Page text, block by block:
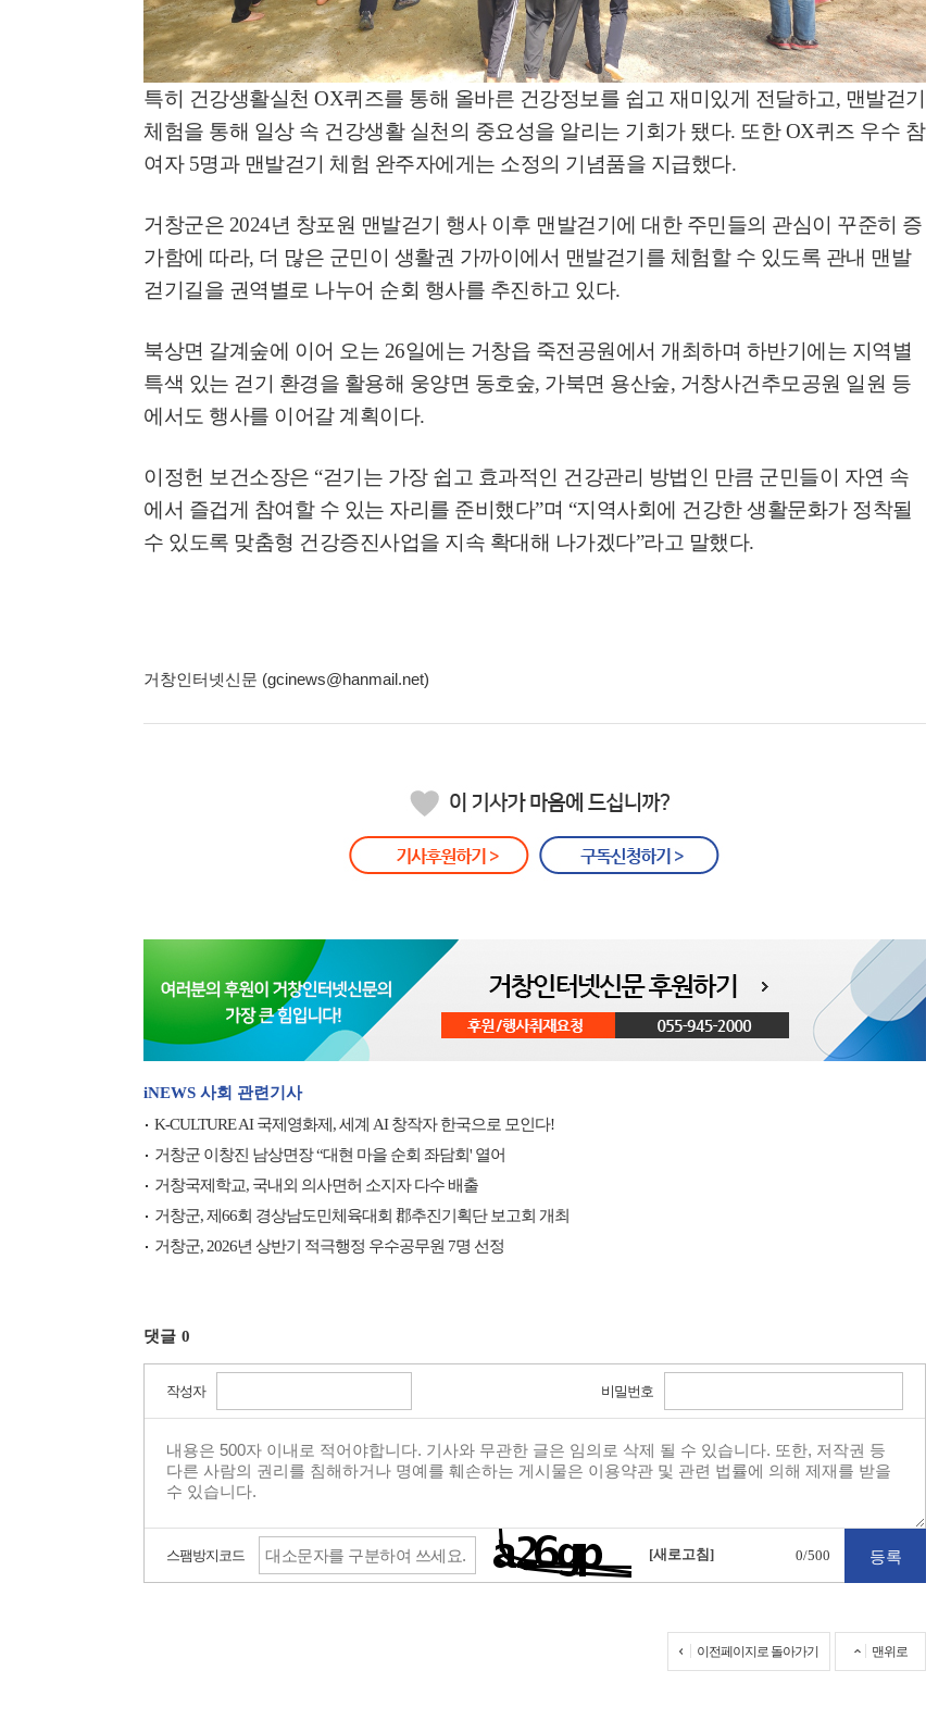
특히 건강생활실천 OX퀴즈를 통해 올바른 건강정보를 쉽고 재미있게 전달하고, 맨발걷기
체험을 통해 일상 속 건강생활 실천의 중요성을 알리는 기회가 됐다. 또한OX퀴즈 우수 참
여자 5명과 맨발걷기 체험 완주자에게는 소정의 기념품을 지급했다.
거창군은 2024년 창포원 맨발걷기 행사 이후 맨발걷기에 대한 주민들의 관심이 꾸준히 증
가함에 따라, 더 많은 군민이 생활권 가까이에서 맨발걷기를 체험할 수 있도록 관내 맨발
걷기길을 권역별로 나누어 순회 행사를 추진하고 있다.
북상면 갈계숲에 이어 오는 26일에는 거창읍 죽전공원에서 개최하며 하반기에는 지역별
특색 있는 걷기 환경을 활용해 웅양면 동호숲, 가북면 용산숲, 거창사건추모공원 일원 등
에서도 행사를 이어갈 계획이다.
이정헌 보건소장은 “걷기는 가장 쉽고 효과적인 건강관리 방법인 만큼 군민들이 자연 속
에서 즐겁게 참여할 수 있는 자리를 준비했다”며 “지역사회에 건강한 생활문화가 정착될
수 있도록 맞춤형 건강증진사업을 지속 확대해 나가겠다”라고 말했다.
거창인터넷신문 (gcinews@hanmail.net)
iNEWS 사회 관련기사
K-CULTURE AI 국제영화제, 세계 AI 창작자 한국으로 모인다!
거창군 이창진 남상면장 “대현 마을 순회 좌담회' 열어
거창국제학교, 국내외 의사면허 소지자 다수 배출
거창군, 제66회 경상남도민체육대회 郡추진기획단 보고회 개최
거창군, 2026년 상반기 적극행정 우수공무원 7명 선정
댓글 0
작성자 비밀번호
스팸방지코드 [새로고침] 0/500
이전페이지로 돌아가기 맨위로